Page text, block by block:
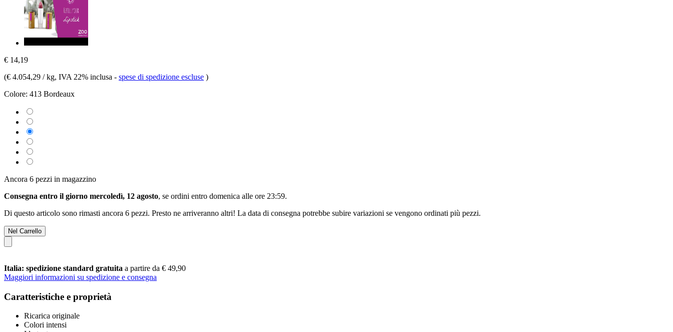
€ 14,19
(€ 4.054,29 / kg, IVA 22% inclusa - spese di spedizione escluse )
Colore: 413 Bordeaux
Ancora 6 pezzi in magazzino
Consegna entro il giorno mercoledì, 12 agosto, se ordini entro domenica alle ore 23:59.
Di questo articolo sono rimasti ancora 6 pezzi. Presto ne arriveranno altri! La data di consegna potrebbe subire variazioni se vengono ordinati più pezzi.
Nel Carrello
Italia: spedizione standard gratuita a partire da € 49,90
Maggiori informazioni su spedizione e consegna
Caratteristiche e proprietà
Ricarica originale
Colori intensi